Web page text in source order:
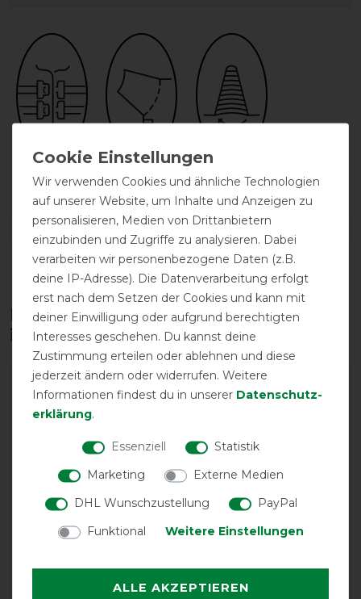
Frontverschluss
DETAILS ZUR PRODUKTSICHERHEIT
Diese Produkte könnten dich auch
interessieren
-13%
Cozy
Übergangsstalldecke
Baumwolle 0g - schwarz
Wir verwenden Cookies und ähnliche Technologien
auf unserer Website, um Inhalte und Anzeigen zu
personalisieren, Medien von Drittanbietern
einzubinden und Zugriffe zu analysieren. Dabei
verarbeiten wir personenbezogene Daten (z.B.
deine IP-Adresse). Die Datenverarbeitung erfolgt
erst nach dem Setzen der Cookies und kann mit
deiner Einwilligung oder aufgrund berechtigten
Interesses geschehen. Du kannst deine
Zustimmung erteilen oder ablehnen und diese
jederzeit ändern oder widerrufen. Weitere
Informationen findest du in unserer Daten­schutz­
erklärung.
Essenziell
Statistik
Marketing
Externe Medien
DHL Wunschzustellung
PayPal
Funktional
Weitere Einstellungen
ALLE AKZEPTIEREN